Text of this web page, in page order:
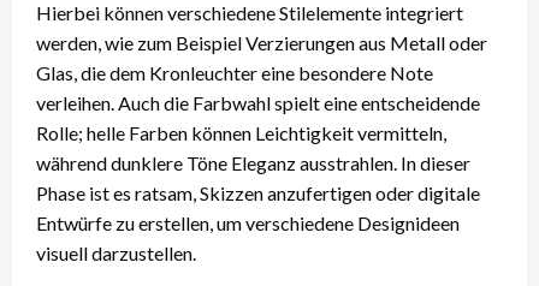
Hierbei können verschiedene Stilelemente integriert
werden, wie zum Beispiel Verzierungen aus Metall oder
Glas, die dem Kronleuchter eine besondere Note
verleihen. Auch die Farbwahl spielt eine entscheidende
Rolle; helle Farben können Leichtigkeit vermitteln,
während dunklere Töne Eleganz ausstrahlen. In dieser
Phase ist es ratsam, Skizzen anzufertigen oder digitale
Entwürfe zu erstellen, um verschiedene Designideen
visuell darzustellen.